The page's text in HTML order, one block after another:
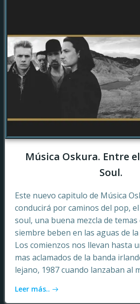
Música Oskura. Entre
Soul.
Este nuevo capitulo de Música
conducirá por caminos del pop,
soul, una buena mezcla de temas
siembre beben en las aguas de
Los comienzos nos llevan hasta
mas aclamados de la banda
lejano, 1987 cuando lanzaban al
Leer más..